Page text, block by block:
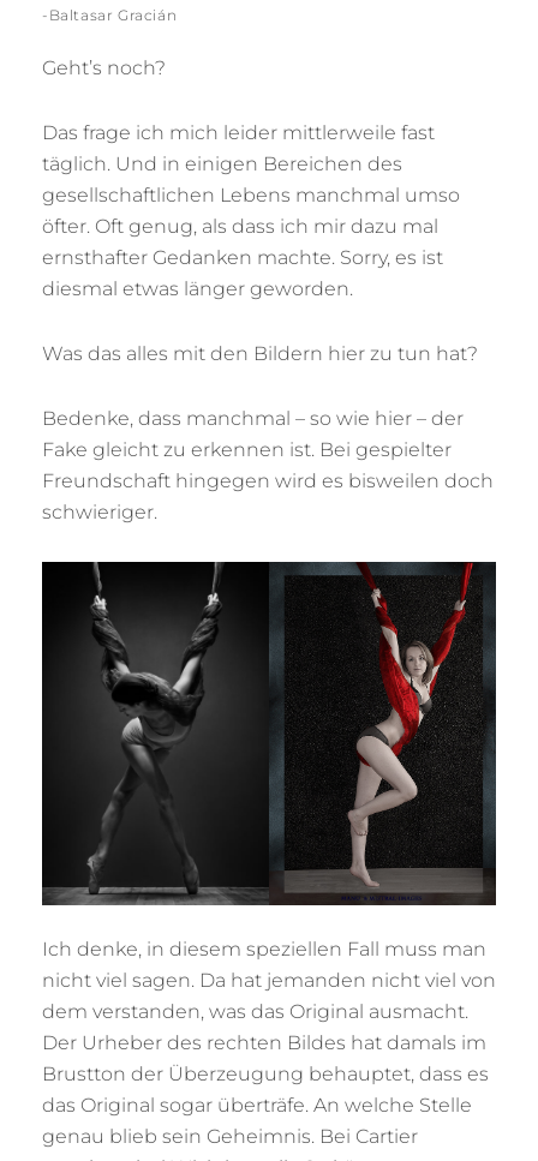
-Baltasar Gracián
Geht’s noch?
Das frage ich mich leider mittlerweile fast
täglich. Und in einigen Bereichen des
gesellschaftlichen Lebens manchmal umso
öfter. Oft genug, als dass ich mir dazu mal
ernsthafter Gedanken machte. Sorry, es ist
diesmal etwas länger geworden.
Was das alles mit den Bildern hier zu tun hat?
Bedenke, dass manchmal – so wie hier – der
Fake gleicht zu erkennen ist. Bei gespielter
Freundschaft hingegen wird es bisweilen doch
schwieriger.
Ich denke, in diesem speziellen Fall muss man
nicht viel sagen. Da hat jemanden nicht viel von
dem verstanden, was das Original ausmacht.
Der Urheber des rechten Bildes hat damals im
Brustton der Überzeugung behauptet, dass es
das Original sogar überträfe. An welche Stelle
genau blieb sein Geheimnis. Bei Cartier